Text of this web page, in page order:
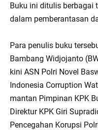
Buku ini ditulis berbagai
dalam pemberantasan
Para penulis buku
Bambang Widjojanto
kini ASN Polri Novel
Indonesia Corruption
mantan Pimpinan KPK
Direktur KPK Giri
Pencegahan Korupsi